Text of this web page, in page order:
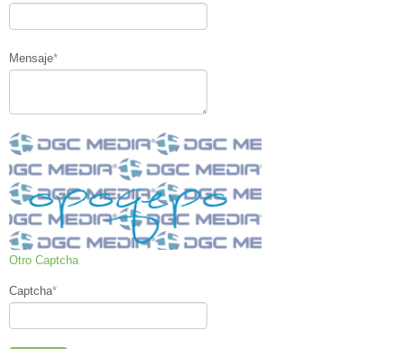
Mensaje*
Otro Captcha
Captcha*